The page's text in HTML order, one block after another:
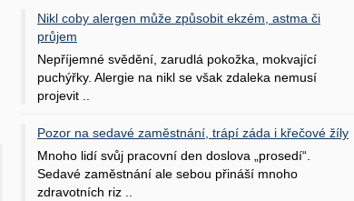
Nikl coby alergen může způsobit ekzém, astma či
průjem
Nepříjemné svědění, zarudlá pokožka, mokvající
puchýřky. Alergie na nikl se však zdaleka nemusí
projevit ..
Pozor na sedavé zaměstnání, trápí záda i křečové žíly
Mnoho lidí svůj pracovní den doslova „prosedí“.
Sedavé zaměstnání ale sebou přináší mnoho
zdravotních riz ..